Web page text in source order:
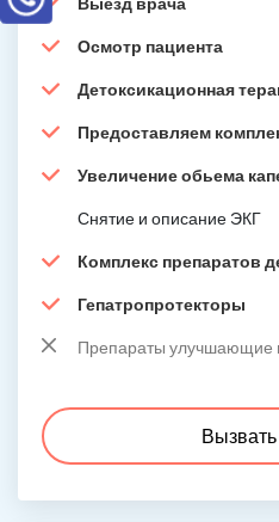
Осмотр пациента
Детоксикационная
Предоставляем
Увеличение обьема
Снятие и описание ЭКГ
Комплекс препаратов
Гепатропротекторы
Препараты улучшающие